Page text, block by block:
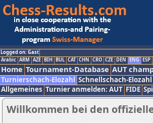
Logged on: Gast
Arabic ARM AZE BIH BUL CAT CHN CRO CZE DEN ENG ESP
Home Tournament-Database AUT
Turnierschach-Elozahl Schnellschach-Elozahl
Allgemeines Turnier anmelden: AUT FIDE
Willkommen bei den